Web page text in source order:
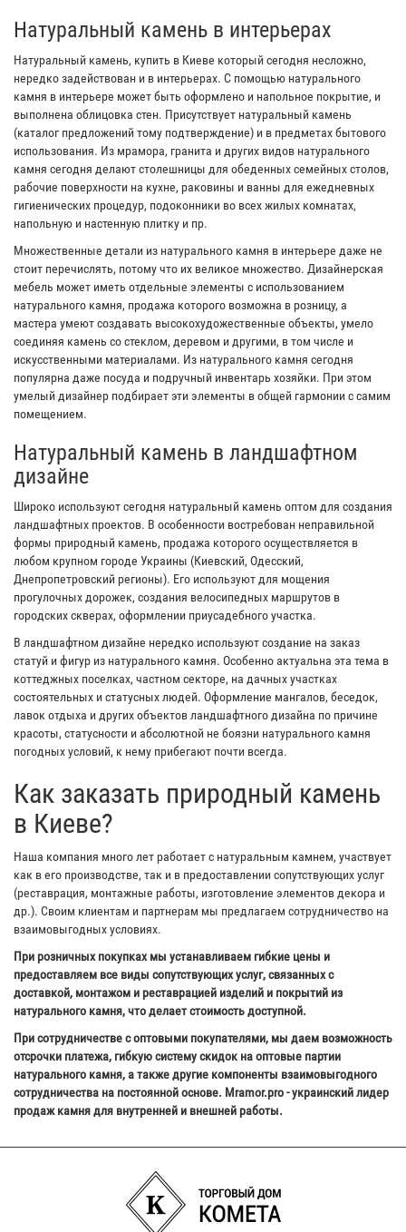
Натуральный камень в интерьерах
Натуральный камень, купить в Киеве который сегодня несложно,
нередко задействован и в интерьерах. С помощью натурального
камня в интерьере может быть оформлено и напольное покрытие, и
выполнена облицовка стен. Присутствует натуральный камень
(каталог предложений тому подтверждение) и в предметах бытового
использования. Из мрамора, гранита и других видов натурального
камня сегодня делают столешницы для обеденных семейных столов,
рабочие поверхности на кухне, раковины и ванны для ежедневных
гигиенических процедур, подоконники во всех жилых комнатах,
напольную и настенную плитку и пр.
Множественные детали из натурального камня в интерьере даже не
стоит перечислять, потому что их великое множество. Дизайнерская
мебель может иметь отдельные элементы с использованием
натурального камня, продажа которого возможна в розницу, а
мастера умеют создавать высокохудожественные объекты, умело
соединяя камень со стеклом, деревом и другими, в том числе и
искусственными материалами. Из натурального камня сегодня
популярна даже посуда и подручный инвентарь хозяйки. При этом
умелый дизайнер подбирает эти элементы в общей гармонии с самим
помещением.
Натуральный камень в ландшафтном
дизайне
Широко используют сегодня натуральный камень оптом для создания
ландшафтных проектов. В особенности востребован неправильной
формы природный камень, продажа которого осуществляется в
любом крупном городе Украины (Киевский, Одесский,
Днепропетровский регионы). Его используют для мощения
прогулочных дорожек, создания велосипедных маршрутов в
городских скверах, оформлении приусадебного участка.
В ландшафтном дизайне нередко используют создание на заказ
статуй и фигур из натурального камня. Особенно актуальна эта тема в
коттеджных поселках, частном секторе, на дачных участках
состоятельных и статусных людей. Оформление мангалов, беседок,
лавок отдыха и других объектов ландшафтного дизайна по причине
красоты, статусности и абсолютной не боязни натурального камня
погодных условий, к нему прибегают почти всегда.
Как заказать природный камень
в Киеве?
Наша компания много лет работает с натуральным камнем, участвует
как в его производстве, так и в предоставлении сопутствующих услуг
(реставрация, монтажные работы, изготовление элементов декора и
др.). Своим клиентам и партнерам мы предлагаем сотрудничество на
взаимовыгодных условиях.
При розничных покупках мы устанавливаем гибкие цены и
предоставляем все виды сопутствующих услуг, связанных с
доставкой, монтажом и реставрацией изделий и покрытий из
натурального камня, что делает стоимость доступной.
При сотрудничестве с оптовыми покупателями, мы даем возможность
отсрочки платежа, гибкую систему скидок на оптовые партии
натурального камня, а также другие компоненты взаимовыгодного
сотрудничества на постоянной основе. Mramor.pro - украинский лидер
продаж камня для внутренней и внешней работы.